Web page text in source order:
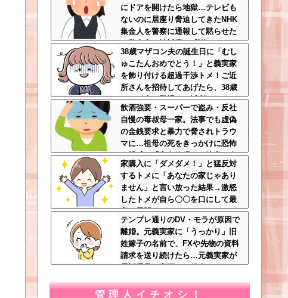
にドアを開けたら地獄…テレビも
ないのに居座り脅迫してきたNHK
集金人を警察に通報して黙らせた
←警察官の神対応に感謝しかない
38歳マザコン夫の誕生日に「むし
ゅこたんおめでとう！」と義実家
を飾り付ける超過干渉トメ！ご近
所さんを招待してあげたら、38歳
メタボ夫が登場して近所のおじい
さんが大爆発する事態に
飲酒強要・スーパーで盗み・反社
自慢の毒叔母一家。法事でも虚偽
の金銭要求と暴力で脅されトラウ
マに…祖母の死をきっかけに恐怖
の親戚と「永久絶縁」を決意←自
分の身の安全を最優先にして大正
解
家購入に「ダメダメ！」と猛反対
するトメに「あなたの家じゃあり
ません」と言い放った結果→激怒
したトメが自ら〇〇を口にして最
高の展開へｗｗｗｗｗｗ
テンプレ通りのDV・モラが原因で
離婚。元義実家に「うっかり」旧
姓嫁子の名前で、FXや先物の資料
請求を送り続けたら…元義実家が
電話番号を変更し、借金まみれに
管理人イチオシ！